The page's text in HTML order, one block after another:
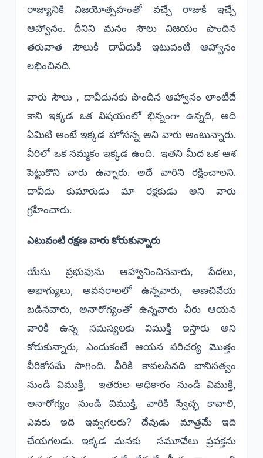
రాజ్యానికి విజయోత్సహంతో వచ్చే రాజుకి ఇచ్చే
ఆహ్వానం. దీనిని మనం సౌలు విజయం పొందిన
తరువాత సౌలుకి దావీదుకి ఇటువంటి ఆహ్వానం
లభించినది.
వారు సౌలు , దావీదునకు పొందిన ఆహ్వానం లాంటిదే
కాని ఇక్కడ ఒక విషయంలో భిన్నంగా ఉన్నది, అది
ఏమిటి అంటే ఇక్కడ హోసన్న అని వారు అంటున్నారు.
వీరిలో ఒక నమ్మకం ఇక్కడ ఉంది. ఇతని మీద ఒక ఆశ
పెట్టుకొని వారు ఉన్నారు. అదే వారిని రక్షించాలని.
దావీదు కుమారుడు మా రక్షకుడు అని వారు
గ్రహించారు.
ఎటువంటి రక్షణ వారు కోరుకున్నారు
యేసు ప్రభువును ఆహ్వానించినవారు, పేదలు,
అభాగ్యులు, అవసరాలలో ఉన్నవారు, అణచివేయ
బడినవారు, అనారోగ్యంతో ఉన్నవారు వీరు ఆయన
వారికి ఉన్న సమస్యలకు విముక్తి ఇస్తారు అని
కోరుకున్నారు, ఎందుకంటే ఆయన పరిచర్య మొత్తం
వీరికోసమే సాగింది. వీరికి కావలసినది బానిసత్వం
నుండి విముక్తి, ఇతరుల అధికారం నుండి విముక్తి,
అనారోగ్యం నుండి విముక్తి, వారికి స్వేచ్ఛ కావాలి,
ఎవరు ఇది ఇవ్వగలరు? దేవుడు మాత్రమే ఇది
చేయగలడు. ఇక్కడ మనకు సమూవేలు ప్రవక్తను